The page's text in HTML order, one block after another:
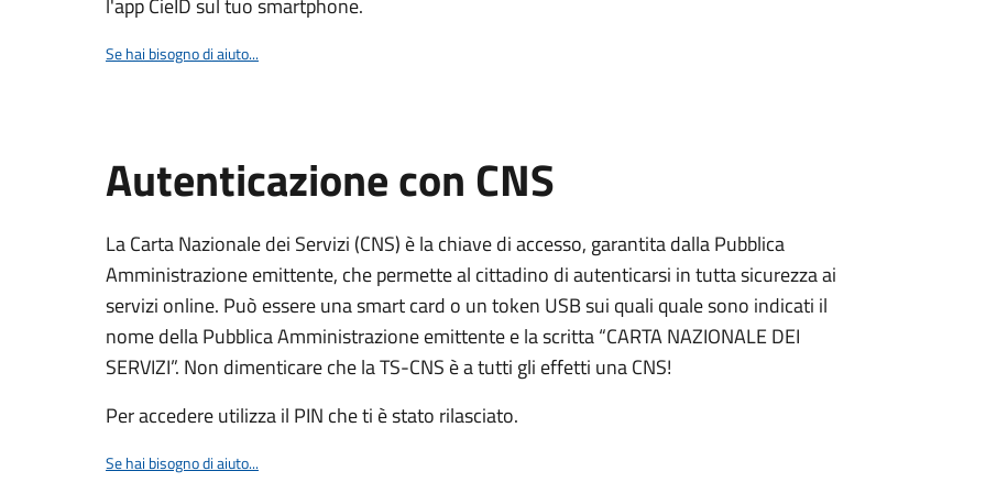
l'app CieID sul tuo smartphone.
Se hai bisogno di aiuto...
Autenticazione con CNS
La Carta Nazionale dei Servizi (CNS) è la chiave di accesso, garantita dalla Pubblica
Amministrazione emittente, che permette al cittadino di autenticarsi in tutta sicurezza ai
servizi online. Può essere una smart card o un token USB sui quali quale sono indicati il
nome della Pubblica Amministrazione emittente e la scritta “CARTA NAZIONALE DEI
SERVIZI”. Non dimenticare che la TS-CNS è a tutti gli effetti una CNS!
Per accedere utilizza il PIN che ti è stato rilasciato.
Se hai bisogno di aiuto...